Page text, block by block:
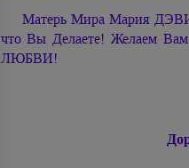
Матерь МираМария
что Вы Делаете! Желаем Вам
ЛЮБВИ!